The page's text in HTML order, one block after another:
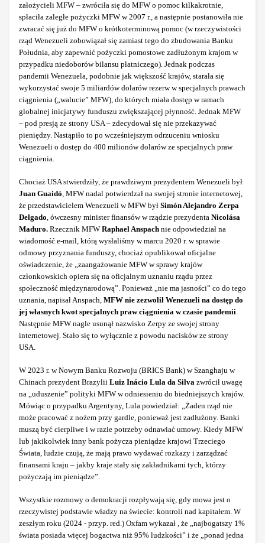
założycieli MFW – zwróciła się do MFW o pomoc kilkakrotnie,
spłaciła zaległe pożyczki MFW w 2007 r., a następnie postanowiła nie
zwracać się już do MFW o krótkoterminową pomoc (w rzeczywistości
rząd Wenezueli zobowiązał się zamiast tego do zbudowania Banku
Południa, aby zapewnić pożyczki pomostowe zadłużonym krajom w
przypadku niedoborów bilansu płatniczego). Jednak podczas
pandemii Wenezuela, podobnie jak większość krajów, starała się
wykorzystać swoje 5 miliardów dolarów rezerw w specjalnych prawach
ciągnienia („walucie” MFW), do których miała dostęp w ramach
globalnej inicjatywy funduszu zwiększającej płynność. Jednak MFW
– pod presją ze strony USA – zdecydował się nie przekazywać
pieniędzy. Nastąpiło to po wcześniejszym odrzuceniu wniosku
Wenezueli o dostęp do 400 milionów dolarów ze specjalnych praw
ciągnienia.
Chociaż USA stwierdziły, że prawdziwym prezydentem Wenezueli był
Juan Guaidó, MFW nadal potwierdzał na swojej stronie internetowej,
że przedstawicielem Wenezueli w MFW był Simón Alejandro Zerpa
Delgado, ówczesny minister finansów w rządzie prezydenta Nicolása
Maduro. Rzecznik MFW Raphael Anspach nie odpowiedział na
wiadomość e-mail, którą wysłaliśmy w marcu 2020 r. w sprawie
odmowy przyznania funduszy, chociaż opublikował oficjalne
oświadczenie, że „zaangażowanie MFW w sprawy krajów
członkowskich opiera się na oficjalnym uznaniu rządu przez
społeczność międzynarodową”. Ponieważ „nie ma jasności” co do tego
uznania, napisał Anspach, MFW nie zezwolił Wenezueli na dostęp do
jej własnych kwot specjalnych praw ciągnienia w czasie pandemii.
Następnie MFW nagle usunął nazwisko Zerpy ze swojej strony
internetowej. Stało się to wyłącznie z powodu nacisków ze strony
USA.
W 2023 r. w Nowym Banku Rozwoju (BRICS Bank) w Szanghaju w
Chinach prezydent Brazylii Luiz Inácio Lula da Silva zwrócił uwagę
na „uduszenie” polityki MFW w odniesieniu do biedniejszych krajów.
Mówiąc o przypadku Argentyny, Lula powiedział: „Żaden rząd nie
może pracować z nożem przy gardle, ponieważ jest zadłużony. Banki
muszą być cierpliwe i w razie potrzeby odnawiać umowy. Kiedy MFW
lub jakikolwiek inny bank pożycza pieniądze krajowi Trzeciego
Świata, ludzie czują, że mają prawo wydawać rozkazy i zarządzać
finansami kraju – jakby kraje stały się zakładnikami tych, którzy
pożyczają im pieniądze”.
Wszystkie rozmowy o demokracji rozpływają się, gdy mowa jest o
rzeczywistej podstawie władzy na świecie: kontroli nad kapitałem. W
zeszłym roku (2024 - przyp. red.) Oxfam wykazał , że „najbogatszy 1%
świata posiada więcej bogactwa niż 95% ludzkości” i że „ponad jedna